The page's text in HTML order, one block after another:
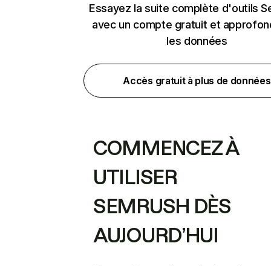
Essayez la suite complète d'outils
avec un compte gratuit et
les données
Accès gratuit à plus de données
COMMENCEZ À
UTILISER
SEMRUSH DÈS
AUJOURD’HUI